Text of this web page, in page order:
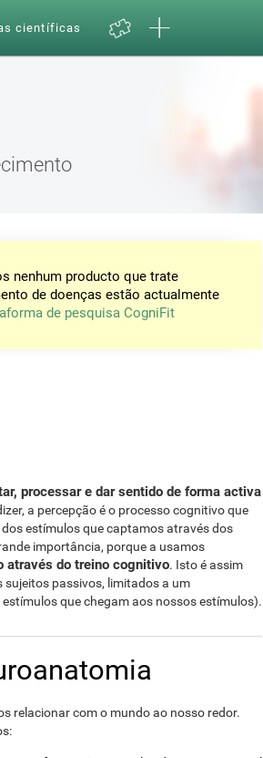
científicas
nenhum producto que trate
de doenças estão actualmente
de pesquisa CogniFit
processar e dar sentido de forma activa
a percepção é o processo cognitivo que
estímulos que captamos através dos
importância, porque a usamos
através do treino cognitivo. Isto é assim
sujeitos passivos, limitados a um
que chegam aos nossos estímulos).
relacionar com o mundo ao nosso redor.